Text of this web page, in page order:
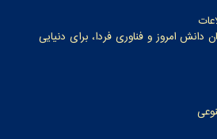
امروز و فناوری فردا، برای دنیایی